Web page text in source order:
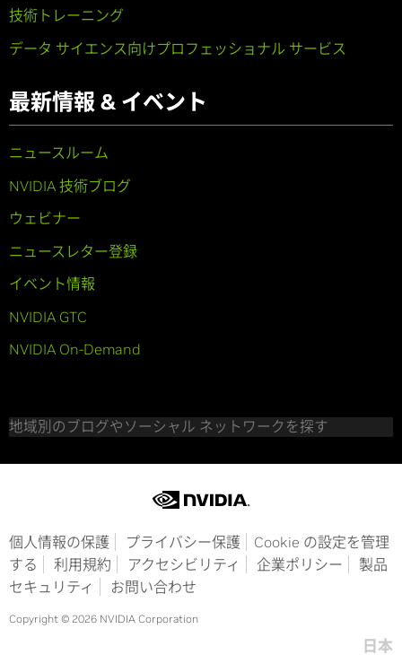
技術トレーニング
データ サイエンス向けプロフェッショナル サービス
最新情報 & イベント
ニュースルーム
NVIDIA 技術ブログ
ウェビナー
ニュースレター登録
イベント情報
NVIDIA GTC
NVIDIA On-Demand
地域別のブログやソーシャル ネットワークを探す
個人情報の保護 プライバシー保護
Cookie の設定を管理
する
利用規約 アクセシビリティ 企業ポリシー
製品
セキュリティ
お問い合わせ
Copyright © 2026 NVIDIA Corporation
日本